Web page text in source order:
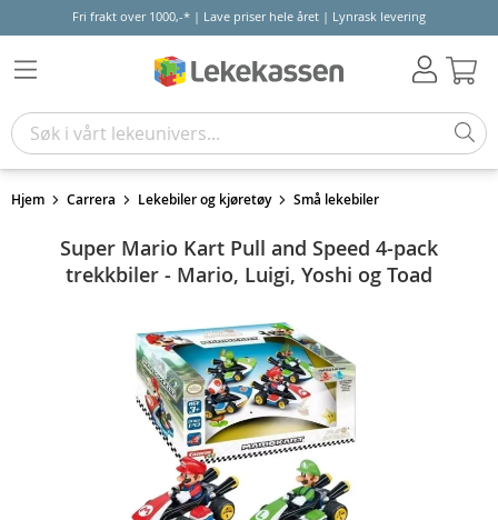
Fri frakt over 1000,-* | Lave priser hele året | Lynrask levering
Hjem Carrera Lekebiler og kjøretøy Små lekebiler
Super Mario Kart Pull and Speed 4-pack
trekkbiler - Mario, Luigi, Yoshi og Toad